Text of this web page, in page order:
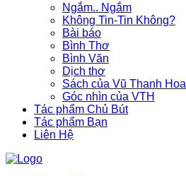
Ngắm.. Ngắm
Không Tin-Tin Không?
Bài báo
Bình Thơ
Bình Văn
Dịch thơ
Sách của Vũ Thanh Hoa
Góc nhìn của VTH
Tác phẩm Chủ Bút
Tác phẩm Bạn
Liên Hệ